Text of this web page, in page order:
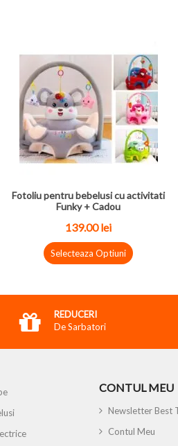
Fotoliu pentru bebelusi cu activitati
Funky + Cadou
139.00 lei
Selecteaza Optiuni
REDUCERI
De Sarbatori
CONTUL MEU
Newsletter Best
Contul Meu